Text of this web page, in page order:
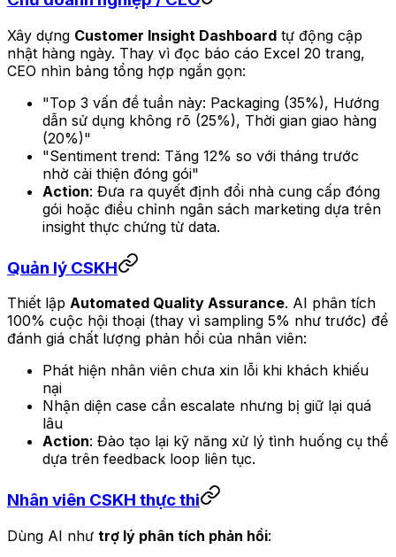
Xây dựng Customer Insight Dashboard tự động cập
nhật hàng ngày. Thay vì đọc báo cáo Excel 20 trang,
CEO nhìn bảng tổng hợp ngắn gọn:
"Top 3 vấn đề tuần này: Packaging (35%), Hướng
dẫn sử dụng không rõ (25%), Thời gian giao hàng
(20%)"
"Sentiment trend: Tăng 12% so với tháng trước
nhờ cải thiện đóng gói"
Action: Đưa ra quyết định đổi nhà cung cấp đóng
gói hoặc điều chỉnh ngân sách marketing dựa trên
insight thực chứng từ data.
Quản lý CSKH
Thiết lập Automated Quality Assurance. AI phân tích
100% cuộc hội thoại (thay vì sampling 5% như trước) để
đánh giá chất lượng phản hồi của nhân viên:
Phát hiện nhân viên chưa xin lỗi khi khách khiếu
nại
Nhận diện case cần escalate nhưng bị giữ lại quá
lâu
Action: Đào tạo lại kỹ năng xử lý tình huống cụ thể
dựa trên feedback loop liên tục.
Nhân viên CSKH thực thi
Dùng AI như trợ lý phân tích phản hồi: